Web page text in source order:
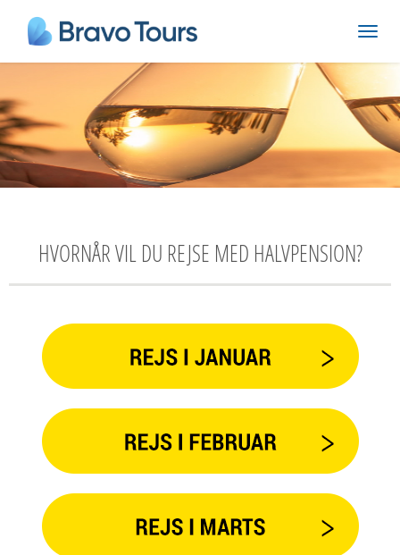
HVORNÅR VIL DU REJSE MED HALVPENSION?